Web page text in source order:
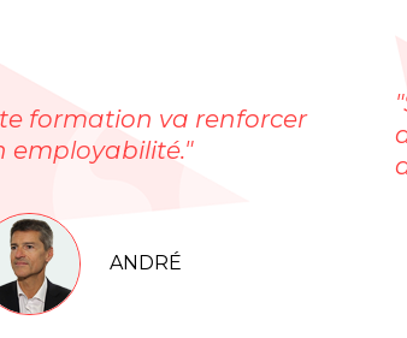
formation va renforcer
employabilité."
ANDRÉ